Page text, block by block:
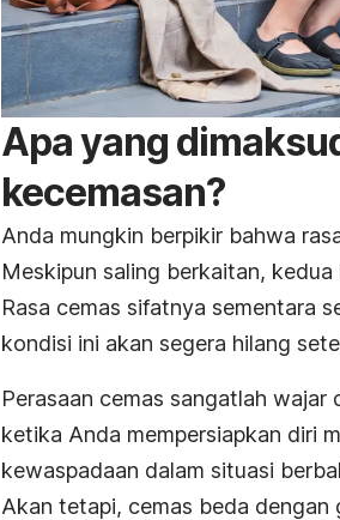
Apa yang
kecemasan?
Anda mungkin berpikir bahwa
Meskipun saling berkaitan,
Rasa cemas sifatnya sementara
kondisi ini akan segera hilang
Perasaan cemas sangatlah
ketika Anda mempersiapkan diri
kewaspadaan dalam situasi
Akan tetapi, cemas beda dengan